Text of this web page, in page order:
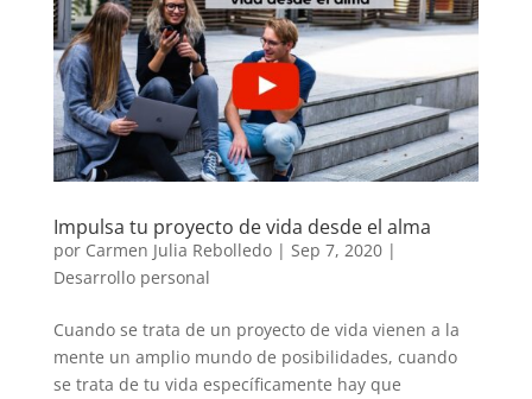
Impulsa tu proyecto de vida desde el alma
por Carmen Julia Rebolledo| Sep 7, 2020|
Desarrollo personal
Cuando se trata de un proyecto de vida vienen a la
mente un amplio mundo de posibilidades, cuando
se trata de tu vida específicamente hay que